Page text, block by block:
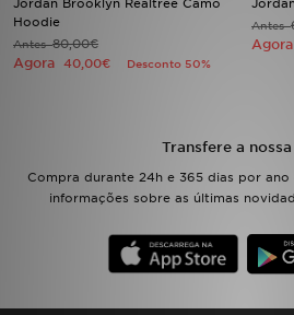
Jordan Brooklyn Realtree Camo
Hoodie
Antes80,00€
Agora 40,00€ Desconto 50%
Antes
Agora
Transfere a
Compra durante 24h e 365 dias por
informações sobre as últimas
LOCALIZADOR DE LOJAS
BLOG